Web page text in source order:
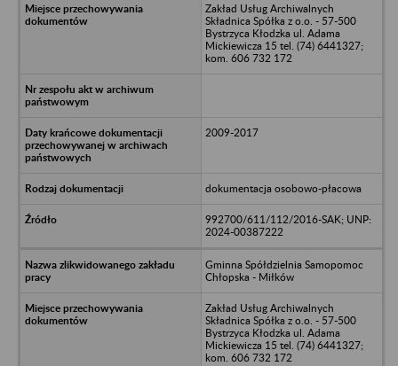
Zakład Usług Archiwalnych
Składnica Spółka z o.o. - 57-500
Bystrzyca Kłodzka ul. Adama
Mickiewicza 15 tel. (74) 6441327;
kom. 606 732 172
2009-2017
dokumentacja osobowo-płacowa
992700/611/112/2016-SAK; UNP:
2024-00387222
Gminna Spółdzielnia Samopomoc
Chłopska - Miłków
Zakład Usług Archiwalnych
Składnica Spółka z o.o. - 57-500
Bystrzyca Kłodzka ul. Adama
Mickiewicza 15 tel. (74) 6441327;
kom. 606 732 172